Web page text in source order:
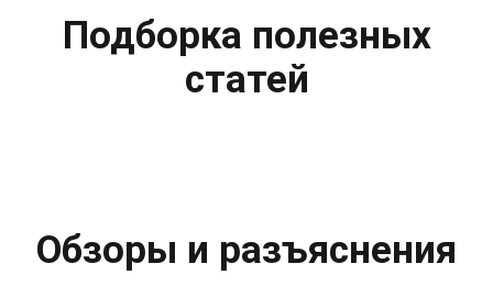
Подборка полезных
статей
Обзоры и разъяснения